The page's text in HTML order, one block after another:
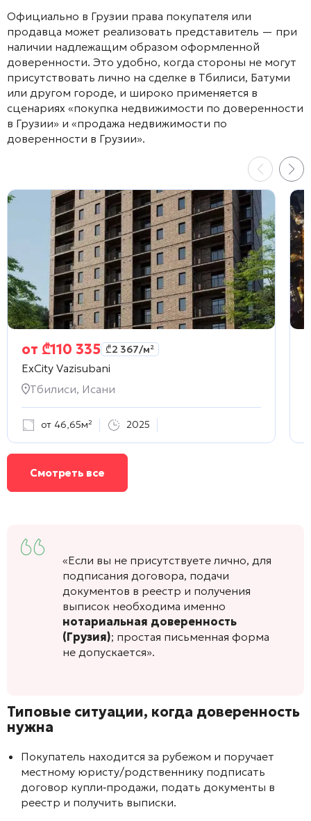
Официально в Грузии права покупателя или
продавца может реализовать представитель — при
наличии надлежащим образом оформленной
доверенности. Это удобно, когда стороны не могут
присутствовать лично на сделке в Тбилиси, Батуми
или другом городе, и широко применяется в
сценариях «покупка недвижимости по доверенности
в Грузии» и «продажа недвижимости по
доверенности в Грузии».
от ₾110 335 ₾2 367/м²
ExCity Vazisubani
Тбилиси, Исани
от 46,65м² 2025
Смотреть все
«Если вы не присутствуете лично, для
подписания договора, подачи
документов в реестр и получения
выписок необходима именно
нотариальная доверенность
(Грузия); простая письменная форма
не допускается».
Типовые ситуации, когда доверенность
нужна
Покупатель находится за рубежом и поручает
местному юристу/родственнику подписать
договор купли‑продажи, подать документы в
реестр и получить выписки.